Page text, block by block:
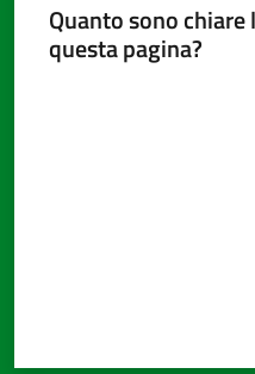
Quanto sono
questa pagina?